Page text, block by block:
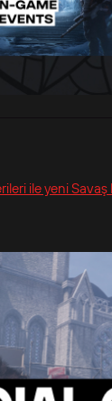
ile yeni Savaş